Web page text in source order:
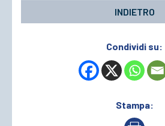
INDIETRO
Condividi su:
Stampa: